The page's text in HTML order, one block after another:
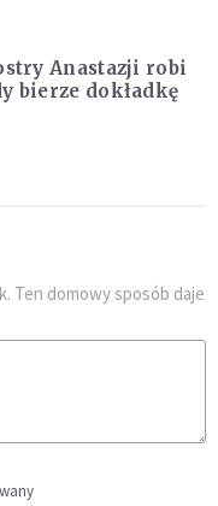
Anastazji robi
bierze dokładkę
Ten domowy sposób daje